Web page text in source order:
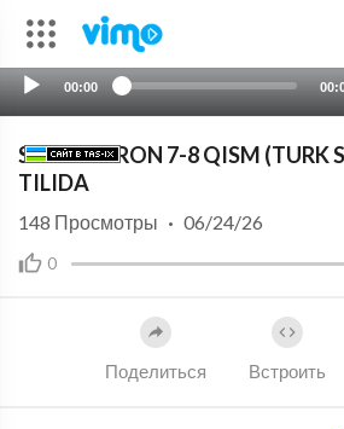
00:00
⁣SHOHMARON 7-8 QISM (TURK
TILIDA
0
148 Просмотры · 06/24/26
Поделиться Встроить